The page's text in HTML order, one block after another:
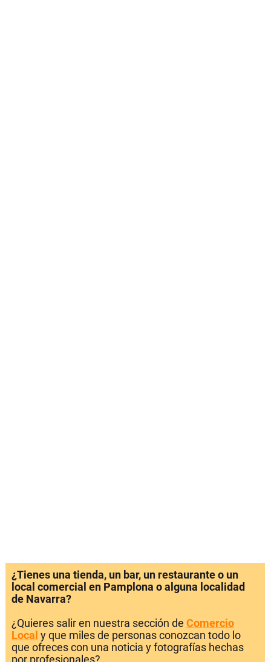
¿Tienes una tienda, un bar, un restaurante o un
local comercial en Pamplona o alguna localidad
de Navarra?
¿Quieres salir en nuestra sección de Comercio
Local y que miles de personas conozcan todo lo
que ofreces con una noticia y fotografías hechas